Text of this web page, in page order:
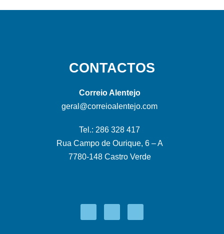
CONTACTOS
Correio Alentejo
geral@correioalentejo.com
Tel.: 286 328 417
Rua Campo de Ourique, 6 – A
7780-148 Castro Verde